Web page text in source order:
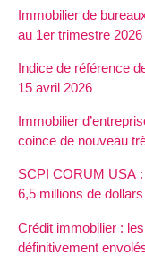
Immobilier de
au 1er trimestre 2026
Indice de référence
15 avril 2026
Immobilier
coince de nouveau
SCPI CORUM USA
6,5 millions de dollars
Crédit immobilier :
définitivement